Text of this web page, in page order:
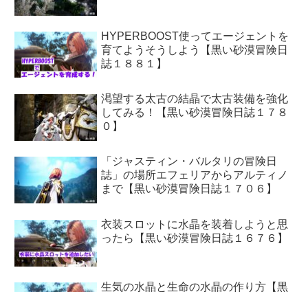
HYPERBOOST使ってエージェントを
育てようそうしよう【黒い砂漠冒険日
誌１８８１】
渇望する太古の結晶で太古装備を強化
してみる！【黒い砂漠冒険日誌１７８
０】
「ジャスティン・バルタリの冒険日
誌」の場所エフェリアからアルティノ
まで【黒い砂漠冒険日誌１７０６】
衣装スロットに水晶を装着しようと思
ったら【黒い砂漠冒険日誌１６７６】
生気の水晶と生命の水晶の作り方【黒